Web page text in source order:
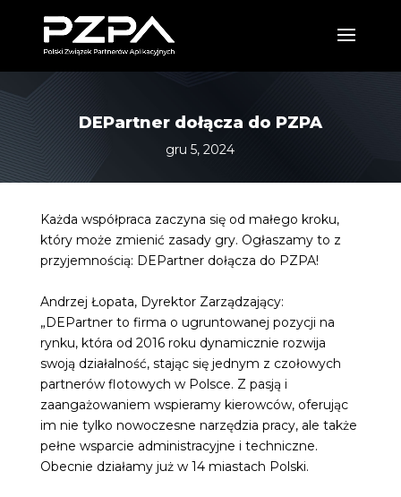
DEPartner dołącza do PZPA
gru 5, 2024
Każda współpraca zaczyna się od małego kroku,
który może zmienić zasady gry. Ogłaszamy to z
przyjemnością: DEPartner dołącza do PZPA!
Andrzej Łopata, Dyrektor Zarządzający:
„DEPartner to firma o ugruntowanej pozycji na
rynku, która od 2016 roku dynamicznie rozwija
swoją działalność, stając się jednym z czołowych
partnerów flotowych w Polsce. Z pasją i
zaangażowaniem wspieramy kierowców, oferując
im nie tylko nowoczesne narzędzia pracy, ale także
pełne wsparcie administracyjne i techniczne.
Obecnie działamy już w 14 miastach Polski.